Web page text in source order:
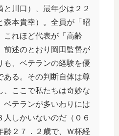
と川口）、最年少は２２
森本貴幸）。全員が「昭
これほど代表が「高齢
前述のとおり岡田監督が
も、ベテランの経験を優
ある。その判断自体は尊
、ここで私たちは奇妙な
ベテランが多いわりには
人しかいないのだ（０６
齢２７．２歳で、Ｗ杯経